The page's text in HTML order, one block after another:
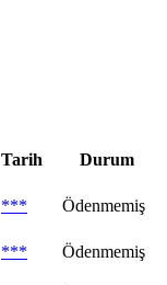
Tarih
Durum
***
Ödenmemiş
***
Ödenmemiş